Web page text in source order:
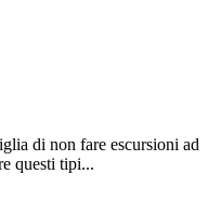
di non fare escursioni ad
questi tipi...